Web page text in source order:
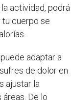
actividad, podrá
tu cuerpo se
adaptar a
de dolor en
ajustar la
De lo